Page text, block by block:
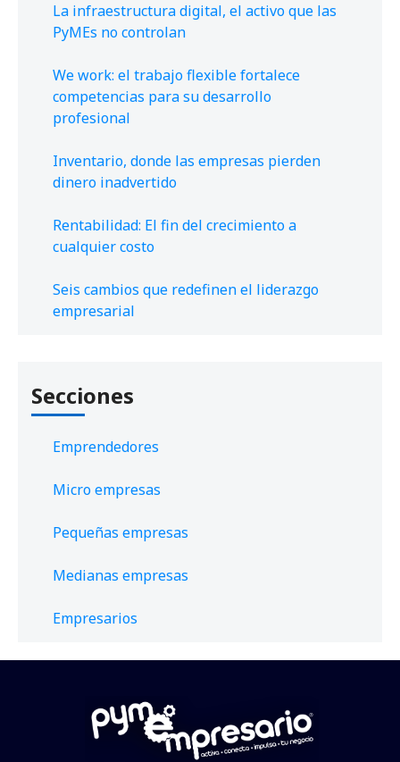
La infraestructura digital, el activo que las
PyMEs no controlan
We work: el trabajo flexible fortalece
competencias para su desarrollo
profesional
Inventario, donde las empresas pierden
dinero inadvertido
Rentabilidad: El fin del crecimiento a
cualquier costo
Seis cambios que redefinen el liderazgo
empresarial
Secciones
Emprendedores
Micro empresas
Pequeñas empresas
Medianas empresas
Empresarios